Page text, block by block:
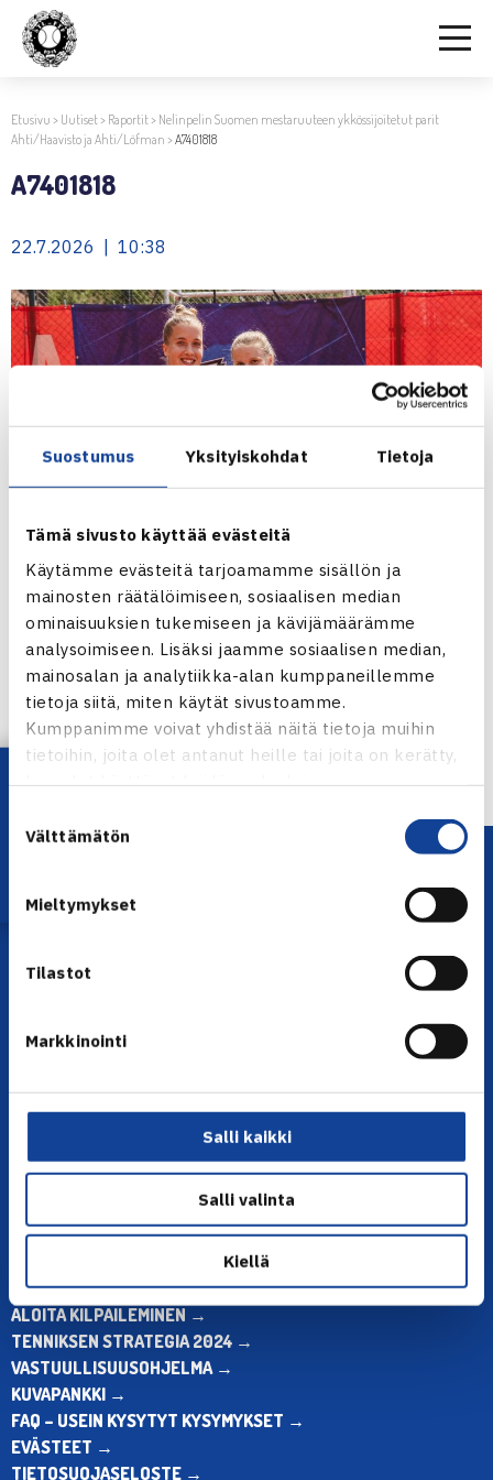
Suostumus Yksityiskohdat Tietoja
Tämä sivusto käyttää evästeitä
Käytämme evästeitä tarjoamamme sisällön ja
mainosten räätälöimiseen, sosiaalisen median
ominaisuuksien tukemiseen ja kävijämäärämme
analysoimiseen. Lisäksi jaamme sosiaalisen median,
mainosalan ja analytiikka-alan kumppaneillemme
tietoja siitä, miten käytät sivustoamme.
Kumppanimme voivat yhdistää näitä tietoja muihin
tietoihin, joita olet antanut heille tai joita on kerätty,
kun olet käyttänyt heidän palvelujaan.
valinta
Välttämätön
Mieltymykset
Tilastot
Markkinointi
Salli kaikki
Salli valinta
Kiellä
Etusivu > Uutiset> Raportit> Nelinpelin Suomen mestaruuteen ykkössijoitetut parit
Ahti/Haavisto ja Ahti/Löfman >A7401818
A7401818
22.7.2026 | 10:38
Jaa:
← Edellinen
Lataa OmaTennis!
Puh. 010 574 3959
Muina aikoina olkaa yhteydessä
sähköpostitse: toimisto@tennis.fi
KAIKKI YHTEYSTIEDOT →
ALOITA HARRASTUS →
ALOITA KILPAILEMINEN →
TENNIKSEN STRATEGIA 2024 →
VASTUULLISUUSOHJELMA →
KUVAPANKKI →
FAQ – USEIN KYSYTYT KYSYMYKSET →
EVÄSTEET →
TIETOSUOJASELOSTE →